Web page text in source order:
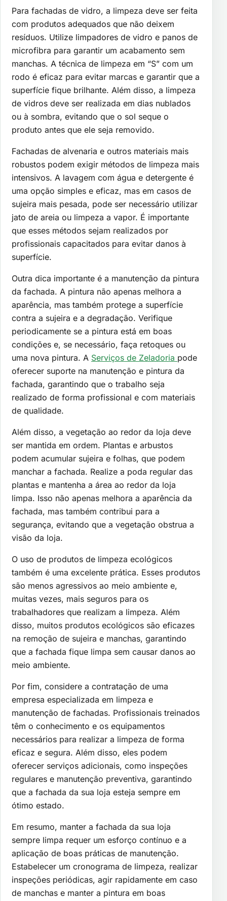
Para fachadas de vidro, a limpeza deve ser feita
com produtos adequados que não deixem
resíduos. Utilize limpadores de vidro e panos de
microfibra para garantir um acabamento sem
manchas. A técnica de limpeza em “S” com um
rodo é eficaz para evitar marcas e garantir que a
superfície fique brilhante. Além disso, a limpeza
de vidros deve ser realizada em dias nublados
ou à sombra, evitando que o sol seque o
produto antes que ele seja removido.
Fachadas de alvenaria e outros materiais mais
robustos podem exigir métodos de limpeza mais
intensivos. A lavagem com água e detergente é
uma opção simples e eficaz, mas em casos de
sujeira mais pesada, pode ser necessário utilizar
jato de areia ou limpeza a vapor. É importante
que esses métodos sejam realizados por
profissionais capacitados para evitar danos à
superfície.
Outra dica importante é a manutenção da pintura
da fachada. A pintura não apenas melhora a
aparência, mas também protege a superfície
contra a sujeira e a degradação. Verifique
periodicamente se a pintura está em boas
condições e, se necessário, faça retoques ou
uma nova pintura. A Serviços de Zeladoria pode
oferecer suporte na manutenção e pintura da
fachada, garantindo que o trabalho seja
realizado de forma profissional e com materiais
de qualidade.
Além disso, a vegetação ao redor da loja deve
ser mantida em ordem. Plantas e arbustos
podem acumular sujeira e folhas, que podem
manchar a fachada. Realize a poda regular das
plantas e mantenha a área ao redor da loja
limpa. Isso não apenas melhora a aparência da
fachada, mas também contribui para a
segurança, evitando que a vegetação obstrua a
visão da loja.
O uso de produtos de limpeza ecológicos
também é uma excelente prática. Esses produtos
são menos agressivos ao meio ambiente e,
muitas vezes, mais seguros para os
trabalhadores que realizam a limpeza. Além
disso, muitos produtos ecológicos são eficazes
na remoção de sujeira e manchas, garantindo
que a fachada fique limpa sem causar danos ao
meio ambiente.
Por fim, considere a contratação de uma
empresa especializada em limpeza e
manutenção de fachadas. Profissionais treinados
têm o conhecimento e os equipamentos
necessários para realizar a limpeza de forma
eficaz e segura. Além disso, eles podem
oferecer serviços adicionais, como inspeções
regulares e manutenção preventiva, garantindo
que a fachada da sua loja esteja sempre em
ótimo estado.
Em resumo, manter a fachada da sua loja
sempre limpa requer um esforço contínuo e a
aplicação de boas práticas de manutenção.
Estabelecer um cronograma de limpeza, realizar
inspeções periódicas, agir rapidamente em caso
de manchas e manter a pintura em boas